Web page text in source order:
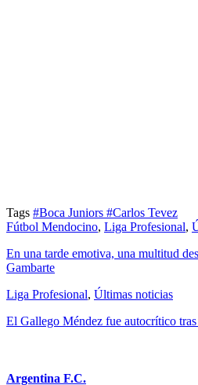
Tags #Boca Juniors #Carlos Tevez
Fútbol Mendocino, Liga Profesional,
En una tarde emotiva, una multitud
Gambarte
Liga Profesional, Últimas noticias
El Gallego Méndez fue autocrítico
Argentina F.C.